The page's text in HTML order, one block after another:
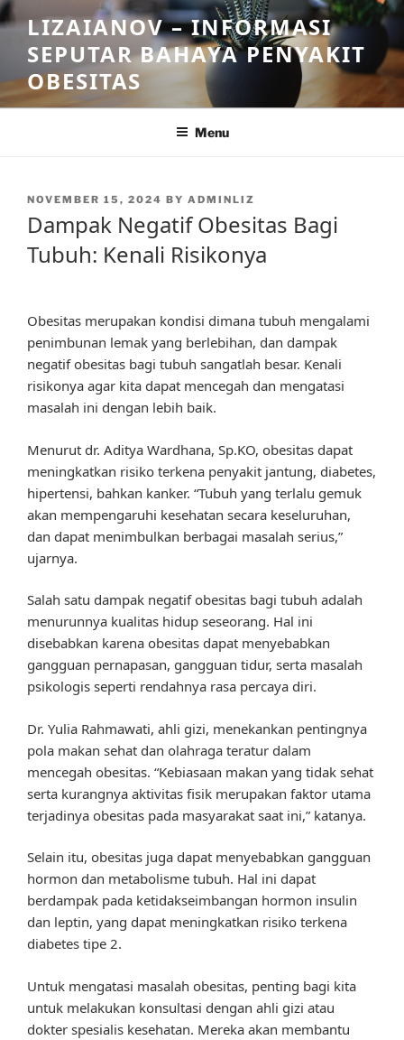
Skip
to
content
LIZAIANOV – INFORMASI
SEPUTAR BAHAYA PENYAKIT
OBESITAS
Menu
POSTED
NOVEMBER 15, 2024 BY ADMINLIZ
Dampak Negatif Obesitas Bagi
Tubuh: Kenali Risikonya
Obesitas merupakan kondisi dimana tubuh mengalami
penimbunan lemak yang berlebihan, dan dampak
negatif obesitas bagi tubuh sangatlah besar. Kenali
risikonya agar kita dapat mencegah dan mengatasi
masalah ini dengan lebih baik.
Menurut dr. Aditya Wardhana, Sp.KO, obesitas dapat
meningkatkan risiko terkena penyakit jantung, diabetes,
hipertensi, bahkan kanker. “Tubuh yang terlalu gemuk
akan mempengaruhi kesehatan secara keseluruhan,
dan dapat menimbulkan berbagai masalah serius,”
ujarnya.
Salah satu dampak negatif obesitas bagi tubuh adalah
menurunnya kualitas hidup seseorang. Hal ini
disebabkan karena obesitas dapat menyebabkan
gangguan pernapasan, gangguan tidur, serta masalah
psikologis seperti rendahnya rasa percaya diri.
Dr. Yulia Rahmawati, ahli gizi, menekankan pentingnya
pola makan sehat dan olahraga teratur dalam
mencegah obesitas. “Kebiasaan makan yang tidak sehat
serta kurangnya aktivitas fisik merupakan faktor utama
terjadinya obesitas pada masyarakat saat ini,” katanya.
Selain itu, obesitas juga dapat menyebabkan gangguan
hormon dan metabolisme tubuh. Hal ini dapat
berdampak pada ketidakseimbangan hormon insulin
dan leptin, yang dapat meningkatkan risiko terkena
diabetes tipe 2.
Untuk mengatasi masalah obesitas, penting bagi kita
untuk melakukan konsultasi dengan ahli gizi atau
dokter spesialis kesehatan. Mereka akan membantu